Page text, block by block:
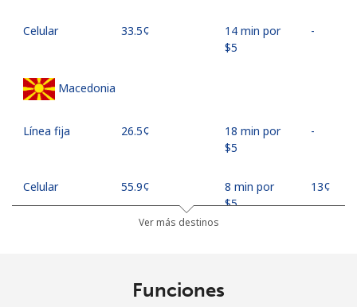
Celular ⁦33.5¢⁩
14 min por
⁦$5⁩
-
Macedonia
Línea fija ⁦26.5¢⁩
18 min por
⁦$5⁩
-
Celular ⁦55.9¢⁩
8 min por
⁦$5⁩
⁦13¢⁩
⁦81.9¢⁩
Ver más destinos
Funciones